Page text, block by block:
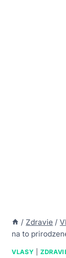
/ Zdravie /
na to
VLASY |